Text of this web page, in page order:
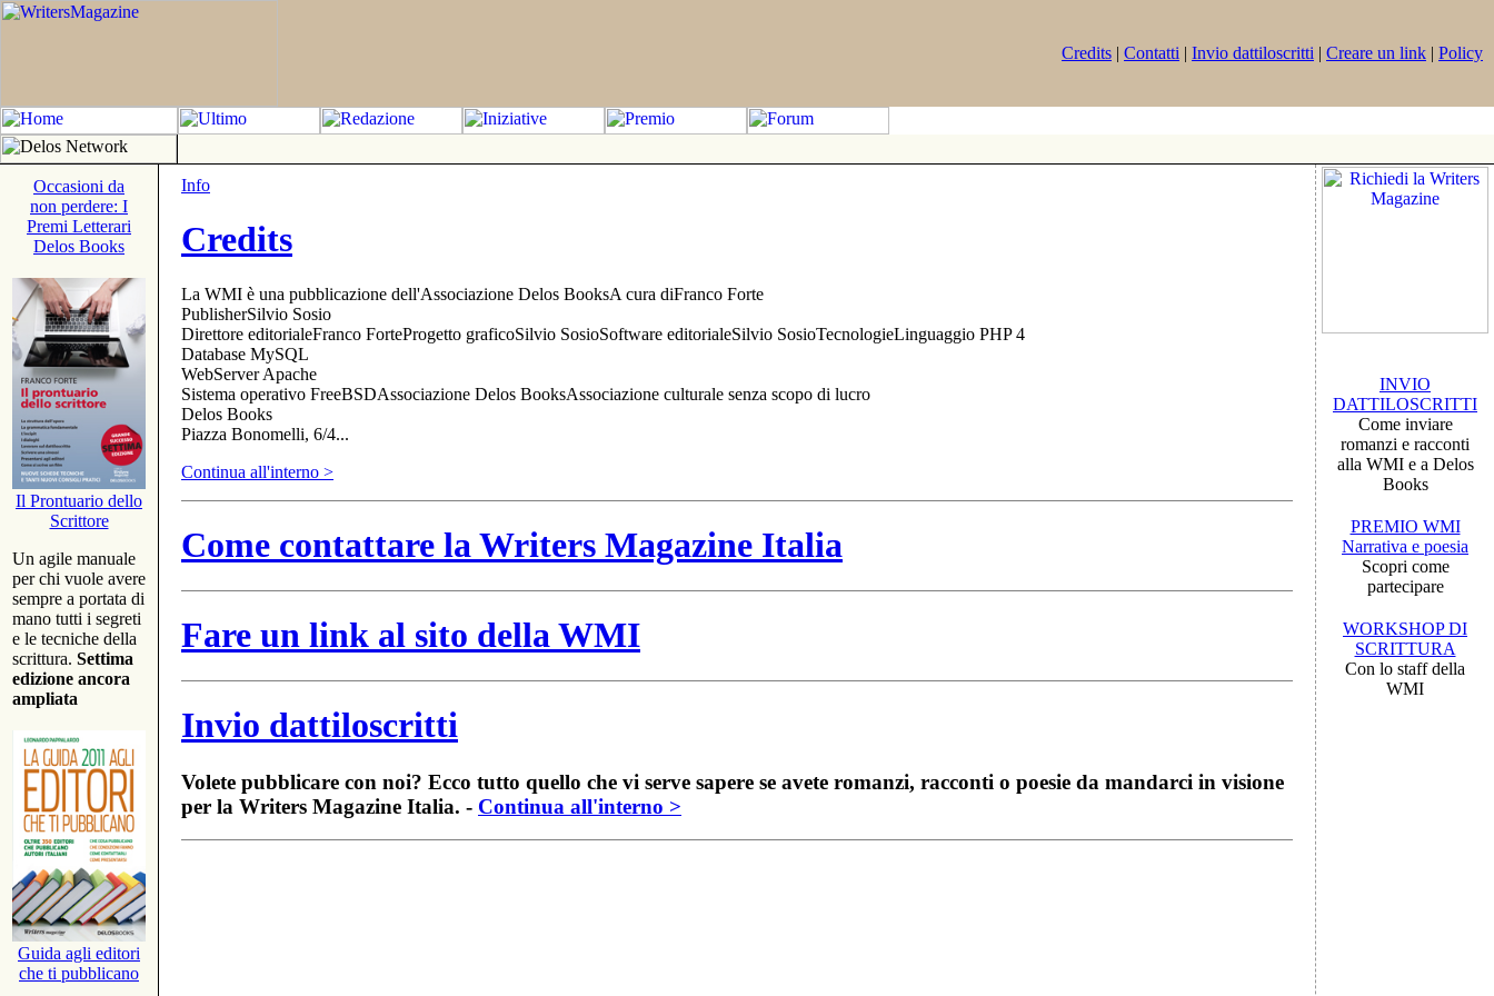
Credits | Contatti | Invio dattiloscritti | Creare un link | Policy
Occasioni da
non perdere: I
Premi Letterari
Delos Books
Il Prontuario dello
Scrittore
Un agile manuale
per chi vuole avere
sempre a portata di
mano tutti i segreti
e le tecniche della
scrittura. Settima
edizione ancora
ampliata
Guida agli editori
che ti pubblicano
Info
Credits
La WMI è una pubblicazione dell'Associazione Delos BooksA cura diFranco Forte
PublisherSilvio Sosio
Direttore editorialeFranco ForteProgetto graficoSilvio SosioSoftware editorialeSilvio SosioTecnologieLinguaggio PHP 4
Database MySQL
WebServer Apache
Sistema operativo FreeBSDAssociazione Delos BooksAssociazione culturale senza scopo di lucro
Delos Books
Piazza Bonomelli, 6/4...
Continua all'interno >
Come contattare la Writers Magazine Italia
Fare un link al sito della WMI
Invio dattiloscritti
Volete pubblicare con noi? Ecco tutto quello che vi serve sapere se avete romanzi, racconti o poesie da mandarci in visione
per la Writers Magazine Italia. - Continua all'interno >
INVIO
DATTILOSCRITTI
Come inviare
romanzi e racconti
alla WMI e a Delos
Books
PREMIO WMI
Narrativa e poesia
Scopri come
partecipare
WORKSHOP DI
SCRITTURA
Con lo staff della
WMI